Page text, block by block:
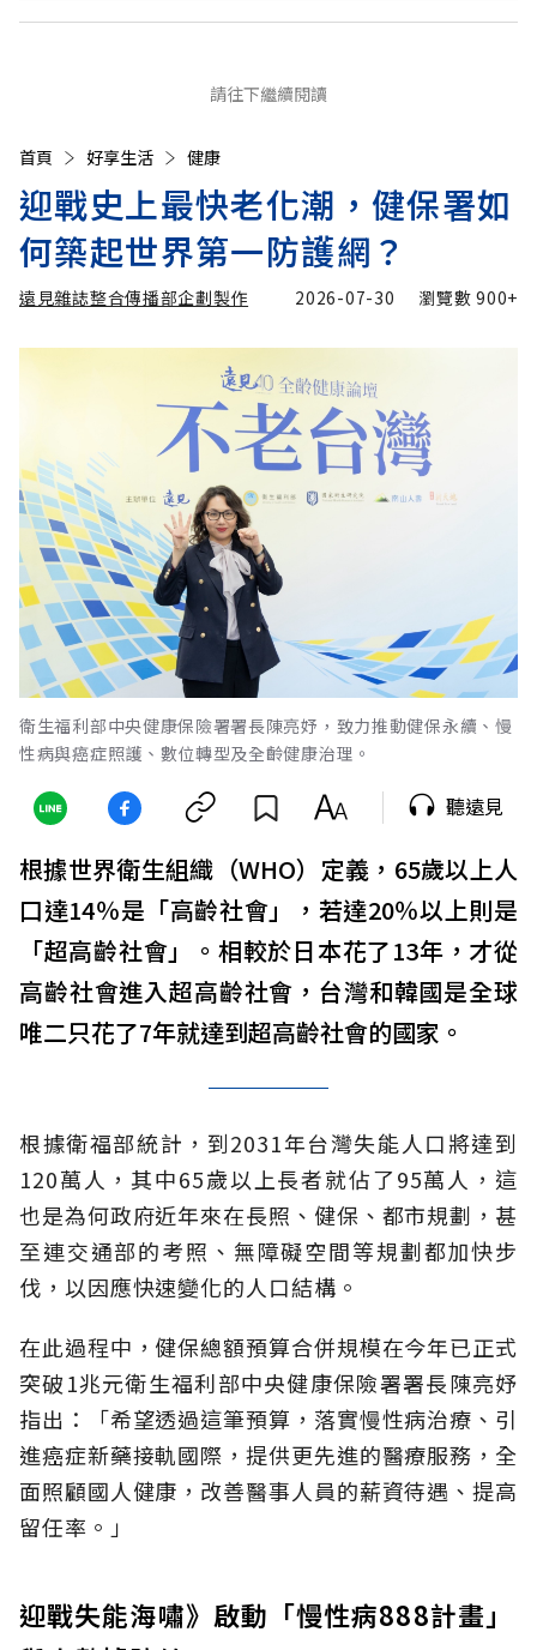
請往下繼續閱讀
首頁 好享生活 健康
迎戰史上最快老化潮，健保署如
何築起世界第一防護網？
遠見雜誌整合傳播部企劃製作 2026-07-30 瀏覽數900+
衛生福利部中央健康保險署署長陳亮妤，致力推動健保永續、慢
性病與癌症照護、數位轉型及全齡健康治理。
聽遠見
根據世界衛生組織（WHO）定義，65歲以上人
口達14％是「高齡社會」，若達20％以上則是
「超高齡社會」。相較於日本花了13年，才從
高齡社會進入超高齡社會，台灣和韓國是全球
唯二只花了7年就達到超高齡社會的國家。
根據衛福部統計，到2031年台灣失能人口將達到
120萬人，其中65歲以上長者就佔了95萬人，這
也是為何政府近年來在長照、健保、都市規劃，甚
至連交通部的考照、無障礙空間等規劃都加快步
伐，以因應快速變化的人口結構。
在此過程中，健保總額預算合併規模在今年已正式
突破1兆元衛生福利部中央健康保險署署長陳亮妤
指出：「希望透過這筆預算，落實慢性病治療、引
進癌症新藥接軌國際，提供更先進的醫療服務，全
面照顧國人健康，改善醫事人員的薪資待遇、提高
留任率。」
迎戰失能海嘯》啟動「慢性病888計畫」